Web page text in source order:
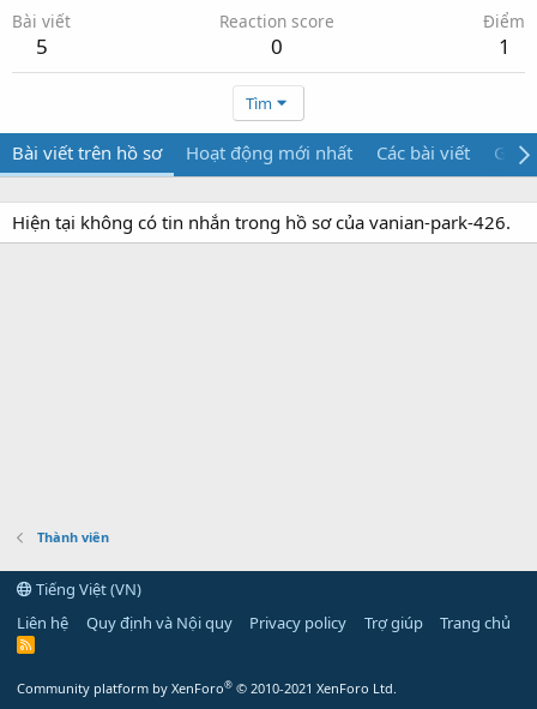
Bài viết
5
Reaction score
0
Điểm
1
Tìm
Bài viết trên hồ sơ Hoạt động mới nhất Các bài viết Giới
Hiện tại không có tin nhắn trong hồ sơ của vanian-park-426.
Thành viên
Tiếng Việt (VN)
Liên hệ
Quy định và Nội quy Privacy policy Trợ giúp Trang chủ
R
Community platform by XenForo® © 2010-2021 XenForo Ltd.